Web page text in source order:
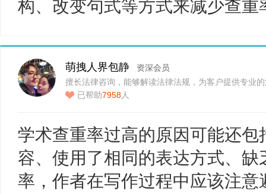
构、改变句式等方式来减少查重
萌拽人界包静
资深会员
擅长法律咨询，能够解读法律法规，为客户提供专业
助…已帮助7958人
学术查重率过高的原因可能还
容、使用了相同的表达方式、
率，作者在写作过程中应该注